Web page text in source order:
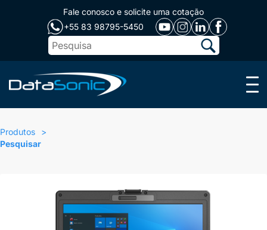
Fale conosco e solicite uma cotação
+55 83 98795-5450
Menu
Produtos
Pesquisar